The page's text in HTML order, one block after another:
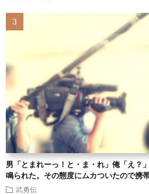
男「とまれーっ！と・ま・れ」俺「え？
鳴られた。その態度にムカついたので携
武勇伝